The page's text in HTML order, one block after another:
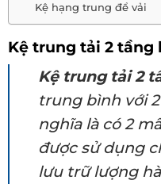
Kệ hạng trung để vải
Kệ trung tải 2 tầng
Kệ trung tải 2
trung bình với
nghĩa là có 2
được sử dụng
lưu trữ lượng